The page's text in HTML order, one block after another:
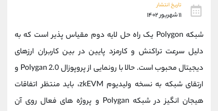
تاریخ انتشار
۱۱ شهریور ۱۴۰۲
شبکه Polygon یک راه حل لایه دوم مقیاس پذیر است که به
دلیل سرعت تراکنش و کارمزد پایین در بین کاربران ارزهای
دیجیتال محبوب است. حالا با رونمایی از پروپوزال Polygan 2.0 و
ارتقای شبکه به نسخه ولیدیوم zkEVM، باید منتظر اتفاقات
هیجان انگیز در شبکه Polygan و پروژه های فعال روی آن
اطلاعات تماس (دفتر فروش)
تلفن 021-22021030
بدون پیش شماره 90001030
اینستاگرام @alireza.mehrabii
کانال تلگرام @alirezamehrabi_com